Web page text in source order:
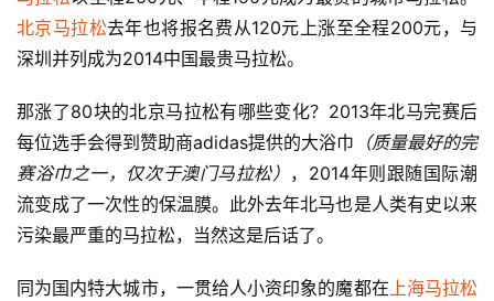
北京马拉松去年也将报名费从120元上涨至全程200元，与
深圳并列成为2014中国最贵马拉松。
那涨了80块的北京马拉松有哪些变化？2013年北马完赛后
每位选手会得到赞助商adidas提供的大浴巾 （质量最好的完
赛浴巾之一，仅次于澳门马拉松） ，2014年则跟随国际潮
流变成了一次性的保温膜。此外去年北马也是人类有史以来
污染最严重的马拉松，当然这是后话了。
同为国内特大城市，一贯给人小资印象的魔都在上海马拉松